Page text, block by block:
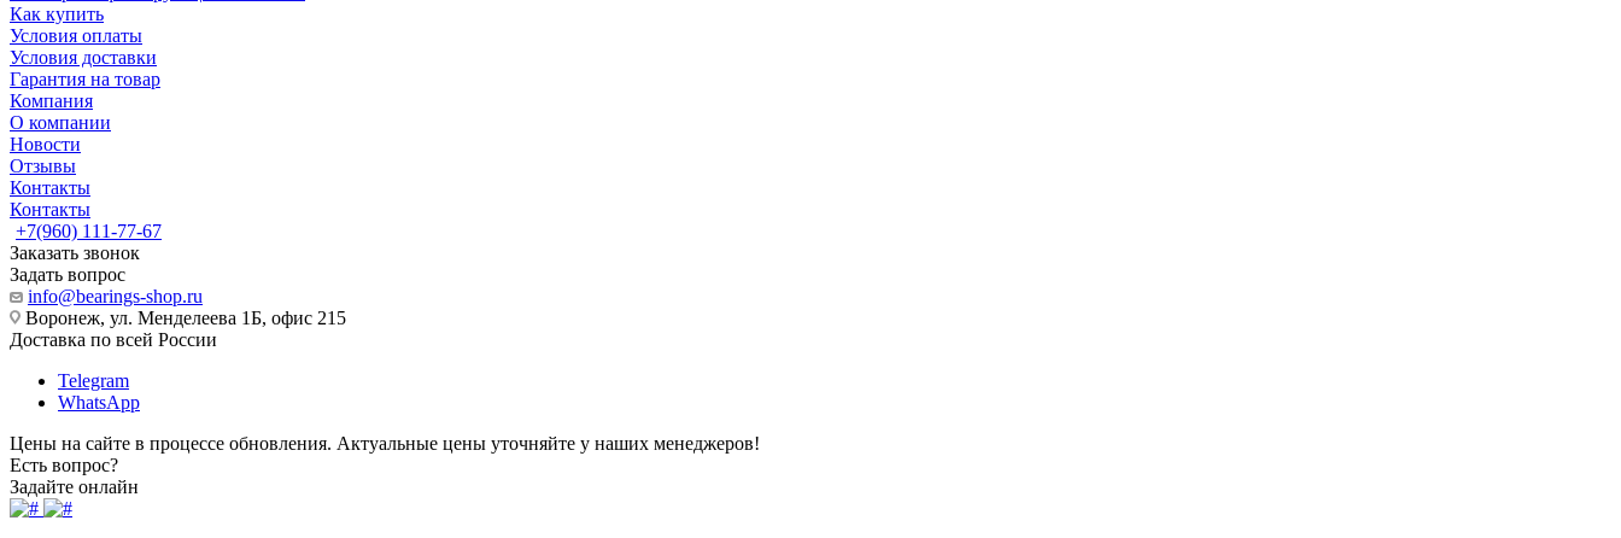
Как купить
Условия оплаты
Условия доставки
Гарантия на товар
Компания
О компании
Новости
Отзывы
Контакты
Контакты
+7(960) 111-77-67
Заказать звонок
Задать вопрос
info@bearings-shop.ru
Воронеж, ул. Менделеева 1Б, офис 215
Доставка по всей России
Telegram
WhatsApp
Цены на сайте в процессе обновления. Актуальные цены уточняйте у наших менеджеров!
Есть вопрос?
Задайте онлайн